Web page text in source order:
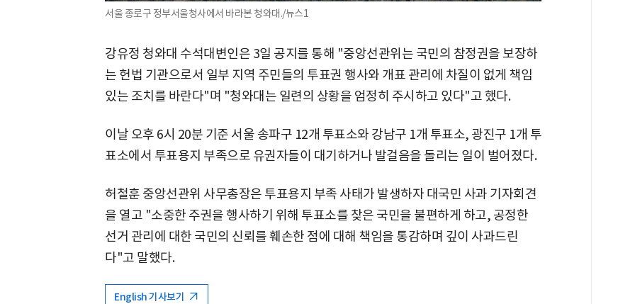
서울 종로구 정부서울청사에서 바라본 청와대./뉴스1
강유정 청와대 수석대변인은 3일 공지를 통해 "중앙선관위는 국민의 참정권을 보장하
는 헌법 기관으로서 일부 지역 주민들의 투표권 행사와 개표 관리에 차질이 없게 책임
있는 조치를 바란다"며 "청와대는 일련의 상황을 엄정히 주시하고 있다"고 했다.
이날 오후 6시 20분 기준 서울 송파구 12개 투표소와 강남구 1개 투표소, 광진구 1개 투
표소에서 투표용지 부족으로 유권자들이 대기하거나 발걸음을 돌리는 일이 벌어졌다.
허철훈 중앙선관위 사무총장은 투표용지 부족 사태가 발생하자 대국민 사과 기자회견
을 열고 "소중한 주권을 행사하기 위해 투표소를 찾은 국민을 불편하게 하고, 공정한
선거 관리에 대한 국민의 신뢰를 훼손한 점에 대해 책임을 통감하며 깊이 사과드린
다"고 말했다.
English 기사보기